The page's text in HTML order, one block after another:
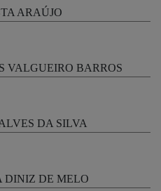
ARAÚJO
VALGUEIRO BARROS
DA SILVA
DINIZ DE MELO